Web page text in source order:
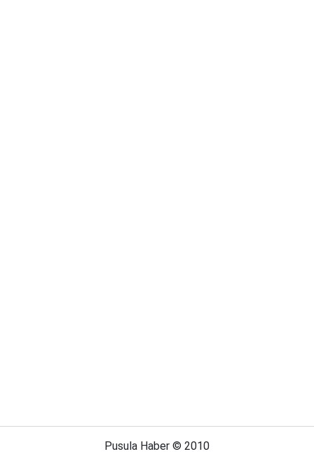
Pusula Haber © 2010